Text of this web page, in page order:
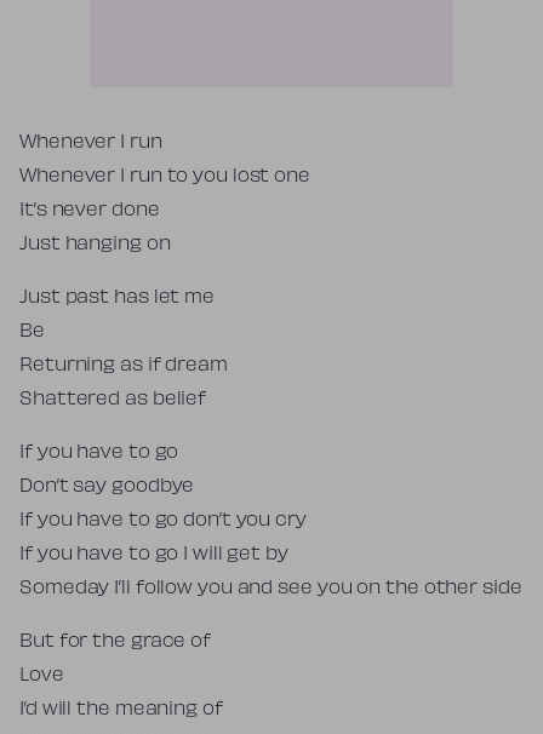
Tekst piosenki
Whenever I run
Whenever I run to you lost one
It’s never done
Just hanging on
Just past has let me
Be
Returning as if dream
Shattered as belief
If you have to go
Don’t say goodbye
If you have to go don’t you cry
If you have to go I will get by
Someday I’ll follow you and see you on the other side
But for the grace of
Love
I’d will the meaning of